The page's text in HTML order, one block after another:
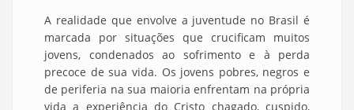
A realidade que envolve a juventude no Brasil é
marcada por situações que crucificam muitos
jovens, condenados ao sofrimento e à perda
precoce de sua vida. Os jovens pobres, negros e
de periferia na sua maioria enfrentam na própria
vida a experiência do Cristo chagado, cuspido,